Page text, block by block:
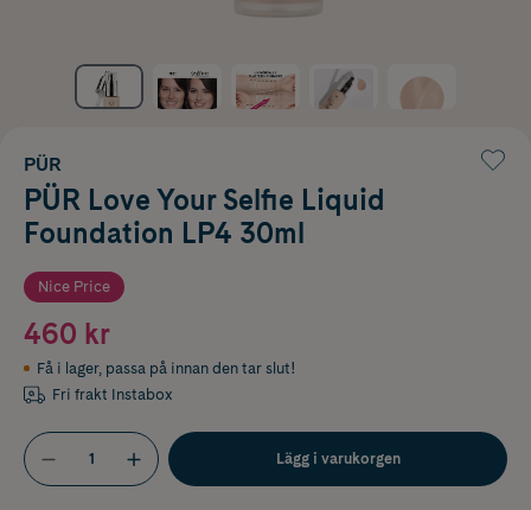
PÜR
PÜR Love Your Selfie Liquid
Foundation LP4 30ml
Nice Price
460 kr
Få i lager, passa på innan den tar slut!
Fri frakt Instabox
Lägg i varukorgen